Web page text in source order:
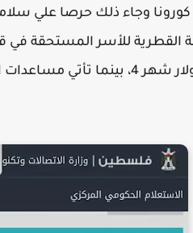
وجاء ذلك حرصا علي سلامة
القطرية للأسر المستحقة في
الحصول علي منحة قطر فحص 100